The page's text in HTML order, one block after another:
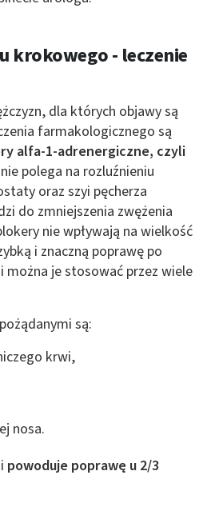
krokowego - leczenie
dla których objawy są
farmakologicznego są
alfa-1-adrenergiczne, czyli
polega na rozluźnieniu
oraz szyi pęcherza
do zmniejszenia zwężenia
nie wpływają na wielkość
i znaczną poprawę po
można je stosować przez wiele
są:
krwi,
nosa.
powoduje poprawę u 2/3